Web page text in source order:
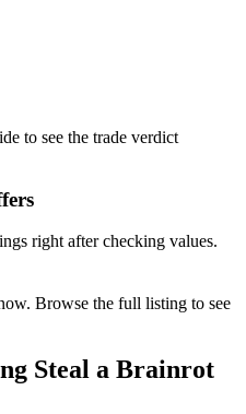
to see the trade verdict
right after checking values.
Browse the full listing to see
Steal a Brainrot